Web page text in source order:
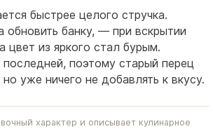
быстрее целого стручка.
обновить банку, — при вскрытии
цвет из яркого стал бурым.
поэтому старый перец
уже ничего не добавлять к вкусу.
характер и описывает кулинарное